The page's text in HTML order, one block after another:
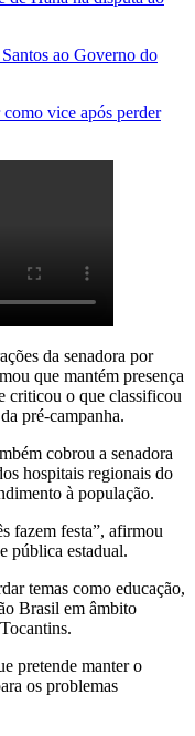
ao Governo do
vice após perder
da senadora por
que mantém presença
criticou o que classificou
pré-campanha.
cobrou a senadora
hospitais regionais do
à população.
fazem festa”, afirmou
pública estadual.
temas como educação,
Brasil em âmbito
pretende manter o
os problemas